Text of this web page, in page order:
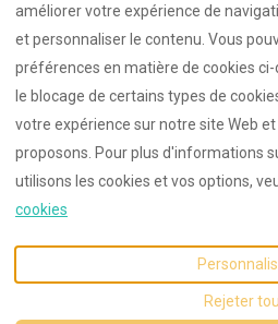
améliorer votre expérience de
et personnaliser le contenu. Vous
préférences en matière de cookies
le blocage de certains types de
votre expérience sur notre site Web
proposons. Pour plus d'informations
utilisons les cookies et vos options,
cookies
Rejeter